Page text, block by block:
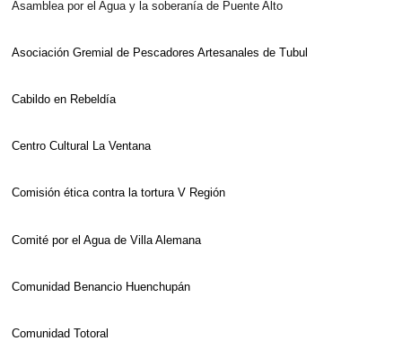
Asamblea por el Agua y la soberanía de Puente Alto
Asociación Gremial de Pescadores Artesanales de Tubul
Cabildo en Rebeldía
Centro Cultural La Ventana
Comisión ética contra la tortura V Región
Comité por el Agua de Villa Alemana
Comunidad Benancio Huenchupán
Comunidad Totoral